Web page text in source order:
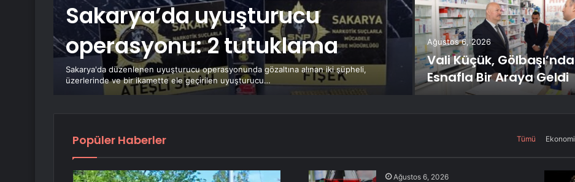
Sakarya’da uyuşturucu
operasyonu: 2 tutuklama
Sakarya'da düzenlenen uyuşturucu operasyonunda gözaltına alınan iki şüpheli,
üzerlerinde ve bir ikamette ele geçirilen uyuşturucu…
Ağustos 6, 2026
Vali Küçük, Gölbaşı’nda
Esnafla Bir Araya Geldi
Popüler Haberler Tümü Ekonomi
Ağustos 6, 2026